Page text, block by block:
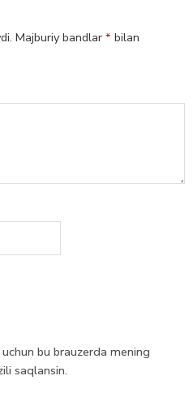
Majburiy bandlar * bilan
bu brauzerda mening
saqlansin.